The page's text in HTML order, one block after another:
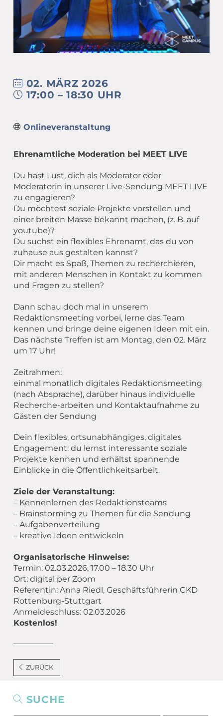
Newsletter Archiv
Leitbild
Spiritualität – eine Definition
Caritas in Kirchengemeinden
MEET CAMPER (mobiler Infostand)
02. MÄRZ 2026
17:00 – 18:30 UHR
Onlineveranstaltung
Ehrenamtliche Moderation bei MEET LIVE
Du hast Lust, dich als Moderator oder
Moderatorin in unserer Live-Sendung MEET LIVE
zu engagieren?
Du möchtest soziale Projekte vorstellen und
einer breiten Masse bekannt machen, (z. B. auf
youtube)?
Du suchst ein flexibles Ehrenamt, das du von
zuhause aus gestalten kannst?
Dir macht es Spaß, Themen zu recherchieren,
mit anderen Menschen in Kontakt zu kommen
und Fragen zu stellen?
Dann schau doch mal in unserem
Redaktionsmeeting vorbei, lerne das Team
kennen und bringe deine eigenen Ideen mit ein.
Das nächste Treffen ist am Montag, den 02. März
um 17 Uhr!
Zeitrahmen:
einmal monatlich digitales Redaktionsmeeting
(nach Absprache), darüber hinaus individuelle
Recherche-arbeiten und Kontaktaufnahme zu
Gästen der Sendung
Dein flexibles, ortsunabhängiges, digitales
Engagement: du lernst interessante soziale
Projekte kennen und erhältst spannende
Einblicke in die Öffentlichkeitsarbeit.
Ziele der Veranstaltung:
– Kennenlernen des Redaktionsteams
– Brainstorming zu Themen für die Sendung
– Aufgabenverteilung
– kreative Ideen entwickeln
Organisatorische Hinweise:
Termin: 02.03.2026, 17.00 – 18.30 Uhr
Ort: digital per Zoom
Referentin: Anna Riedl, Geschäftsführerin CKD
Rottenburg-Stuttgart
Anmeldeschluss: 02.03.2026
Kostenlos!
ZURÜCK
SUCHE